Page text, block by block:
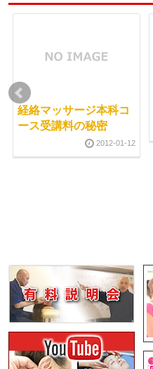
経絡マッサージ本科コ
ース受講料の秘密
2012-01-12